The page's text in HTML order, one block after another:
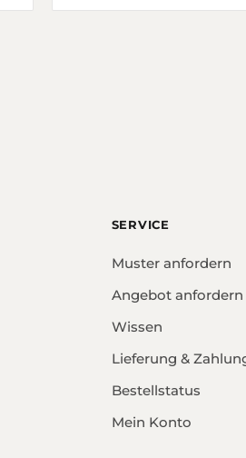
SERVICE
Muster anfordern
Angebot anfordern
Wissen
Lieferung &
Bestellstatus
Mein Konto